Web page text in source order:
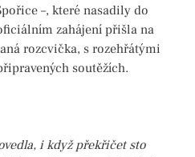
–, které nasadily do
zahájení přišla na
rozcvička, s rozehřátými
soutěžích.
i když překřičet sto